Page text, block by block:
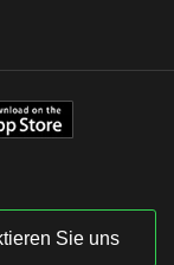
Sie uns